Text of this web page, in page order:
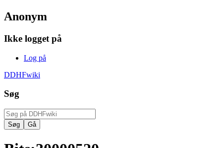
Anonym
Ikke logget på
Log på
DDHFwiki
Søg